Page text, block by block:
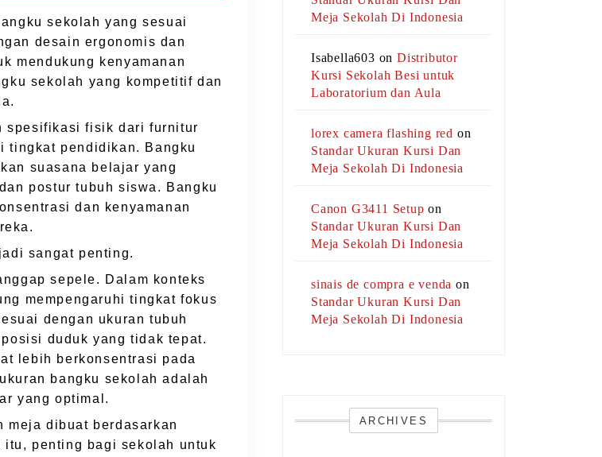
sekolah yang sesuai
desain ergonomis dan
mendukung kenyamanan
sekolah yang kompetitif dan
spesifikasi fisik dari furnitur
tingkat pendidikan. Bangku
suasana belajar yang
postur tubuh siswa. Bangku
dan kenyamanan
sangat penting.
sepele. Dalam konteks
mempengaruhi tingkat fokus
dengan ukuran tubuh
duduk yang tidak tepat.
lebih berkonsentrasi pada
bangku sekolah adalah
yang optimal.
meja dibuat berdasarkan
penting bagi sekolah untuk
Meja Sekolah Di Indonesia
Isabella603 onDistributor
Kursi Sekolah Besi untuk
Laboratorium dan Aula
lorex camera flashing red on
Standar Ukuran Kursi Dan
Meja Sekolah Di Indonesia
Canon G3411 Setup on
Standar Ukuran Kursi Dan
Meja Sekolah Di Indonesia
sinais de compra e venda on
Standar Ukuran Kursi Dan
Meja Sekolah Di Indonesia
ARCHIVES